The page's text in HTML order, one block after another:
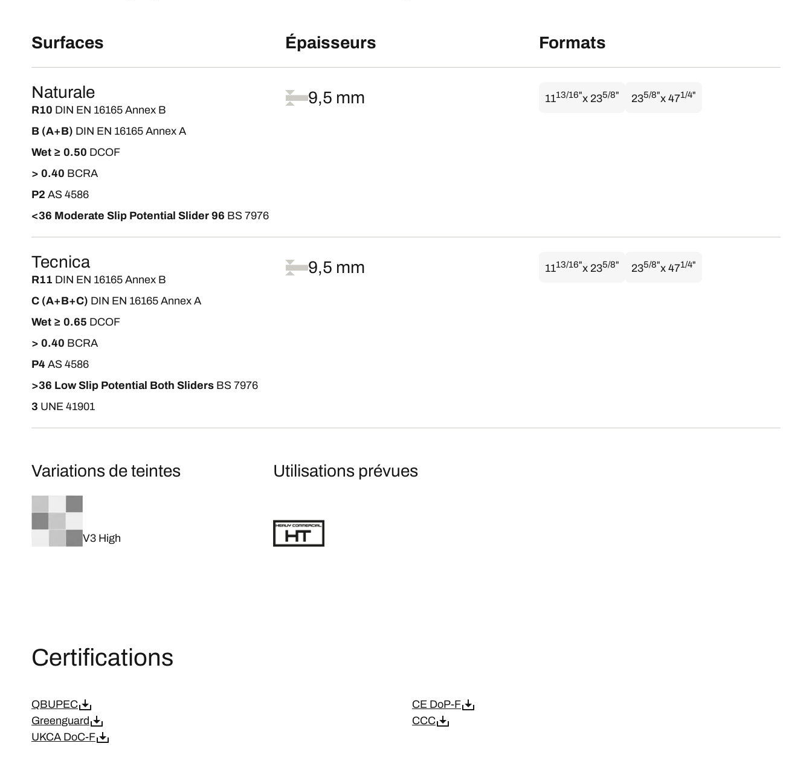
Surfaces Épaisseurs Formats
Naturale
R10 DIN EN 16165 Annex B
B (A+B) DIN EN 16165 Annex A
Wet ≥ 0.50 DCOF
> 0.40 BCRA
P2 AS 4586
<36 Moderate Slip Potential Slider 96 BS 7976
9,5 mm 1113/16"x 235/8" 235/8"x 471/4"
Tecnica
R11 DIN EN 16165 Annex B
C (A+B+C) DIN EN 16165 Annex A
Wet ≥ 0.65 DCOF
> 0.40 BCRA
P4 AS 4586
>36 Low Slip Potential Both Sliders BS 7976
3 UNE 41901
9,5 mm 1113/16"x 235/8" 235/8"x 471/4"
Variations de teintes
V3 High
Utilisations prévues
Certifications
QBUPEC
CE DoP-F
Greenguard
CCC
UKCA DoC-F